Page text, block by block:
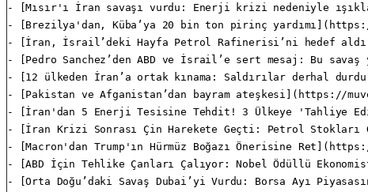
- [Mısır'ı İran savaşı vurdu: Enerji krizi nedeniyle
- [Brezilya'dan, Küba’ya 20 bin ton pirinç
- [İran, İsrail’deki Hayfa Petrol Rafinerisi’ni hedef
- [Pedro Sanchez’den ABD ve İsrail’e sert mesaj: Bu
- [12 ülkeden İran’a ortak kınama: Saldırılar derhal
- [Pakistan ve Afganistan’dan bayram ateşkesi](https://
- [İran'dan 5 Enerji Tesisine Tehdit! 3 Ülkeye 'Tahliye
- [İran Krizi Sonrası Çin Harekete Geçti: Petrol Stokları
- [Macron'dan Trump'ın Hürmüz Boğazı Önerisine
- [ABD İçin Tehlike Çanları Çalıyor: Nobel Ödüllü
- [Orta Doğu’daki Savaş Dubai’yi Vurdu: Borsa Ayı